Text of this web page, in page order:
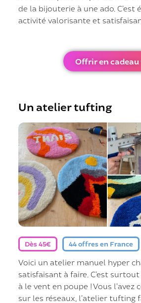
de la bijouterie à une ado. C’est
activité valorisante et
Offrir en cadeau
Un atelier tufting
Dès 45€ 44 offres en France
Voici un atelier manuel hyper
satisfaisant à faire. C’est
à le vent en poupe ! Vous l’avez
sur les réseaux, l’atelier tufting